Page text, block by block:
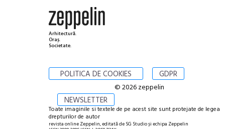
Arhitectură.
Oraș.
Societate.
POLITICA DE COOKIES GDPR
NEWSLETTER
© 2026 zeppelin
Toate imaginile si textele de pe acest site sunt protejate de legea
drepturilor de autor
revista online Zeppelin, editată de SG Studio și echipa Zeppelin